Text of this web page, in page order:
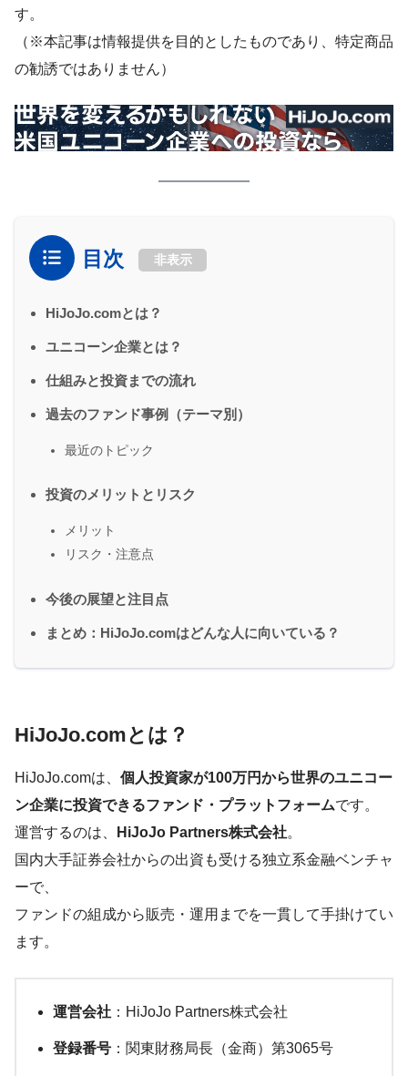
す。
（※本記事は情報提供を目的としたものであり、特定商品
の勧誘ではありません）
目次 非表示
HiJoJo.comとは？
ユニコーン企業とは？
仕組みと投資までの流れ
過去のファンド事例（テーマ別）
最近のトピック
投資のメリットとリスク
メリット
リスク・注意点
今後の展望と注目点
まとめ：HiJoJo.comはどんな人に向いている？
HiJoJo.comとは？
HiJoJo.comは、 個人投資家が100万円から世界のユニコー
ン企業に投資できるファンド・プラットフォームです。
運営するのは、
HiJoJo Partners株式会社。
国内大手証券会社からの出資も受ける独立系金融ベンチャ
ーで、
ファンドの組成から販売・運用までを一貫して手掛けてい
ます。
運営会社 ：HiJoJo Partners株式会社
登録番号 ：関東財務局長（金商）第3065号